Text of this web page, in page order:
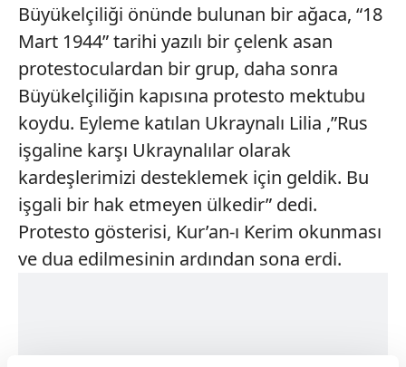
Büyükelçiliği önünde bulunan bir ağaca, “18
Mart 1944” tarihi yazılı bir çelenk asan
protestoculardan bir grup, daha sonra
Büyükelçiliğin kapısına protesto mektubu
koydu. Eyleme katılan Ukraynalı Lilia ,”Rus
işgaline karşı Ukraynalılar olarak
kardeşlerimizi desteklemek için geldik. Bu
işgali bir hak etmeyen ülkedir” dedi.
Protesto gösterisi, Kur’an-ı Kerim okunması
ve dua edilmesinin ardından sona erdi.